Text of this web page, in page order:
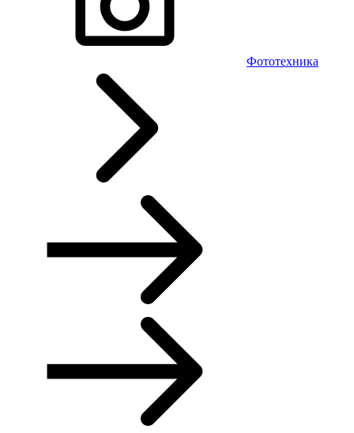
Фототехника